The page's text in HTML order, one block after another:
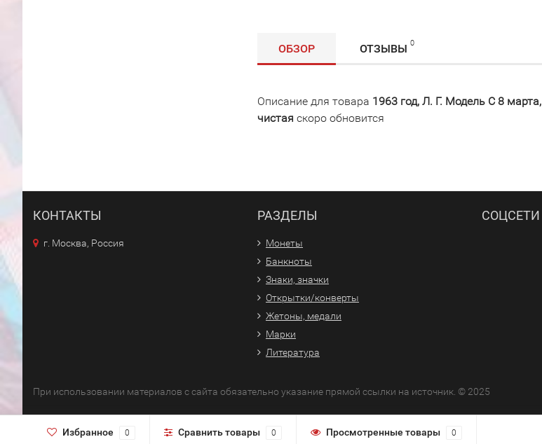
ОБЗОР ОТЗЫВЫ 0
Описание для товара 1963 год, Л. Г. Модель С 8 марта,
чистая скоро обновится
КОНТАКТЫ
г. Москва, Россия
РАЗДЕЛЫ
Монеты
Банкноты
Знаки, значки
Открытки/конверты
Жетоны, медали
Марки
Литература
СОЦСЕТИ
При использовании материалов с сайта обязательно указание прямой ссылки на источник. © 2025
Избранное 0 Сравнить товары 0 Просмотренные товары 0